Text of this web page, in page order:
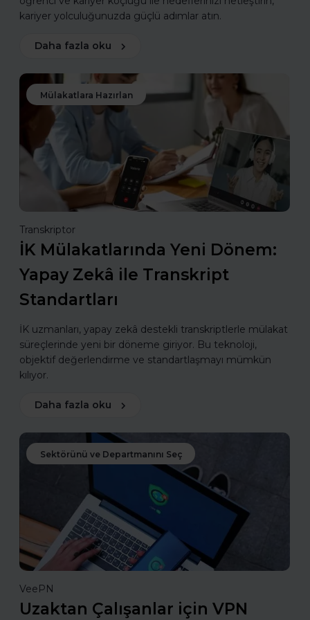
kariyer yolculuğunuzda güçlü adımlar atın.
Daha fazla oku
Mülakatlara Hazırlan
Transkriptor
İK Mülakatlarında Yeni Dönem:
Yapay Zekâ ile Transkript
Standartları
İK uzmanları, yapay zekâ destekli transkriptlerle mülakat
süreçlerinde yeni bir döneme giriyor. Bu teknoloji,
objektif değerlendirme ve standartlaşmayı mümkün
kılıyor.
Daha fazla oku
Sektörünü ve Departmanını Seç
VeePN
Uzaktan Çalışanlar için VPN